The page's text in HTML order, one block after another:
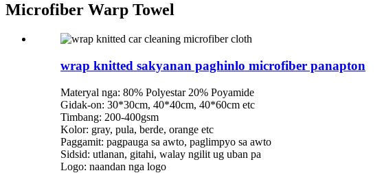
Microfiber Warp Towel
wrap knitted sakyanan paghinlo microfiber panapton
Materyal nga: 80% Polyestar 20% Poyamide
Gidak-on: 30*30cm, 40*40cm, 40*60cm etc
Timbang: 200-400gsm
Kolor: gray, pula, berde, orange etc
Paggamit: pagpauga sa awto, paglimpyo sa awto
Sidsid: utlanan, gitahi, walay ngilit ug uban pa
Logo: naandan nga logo